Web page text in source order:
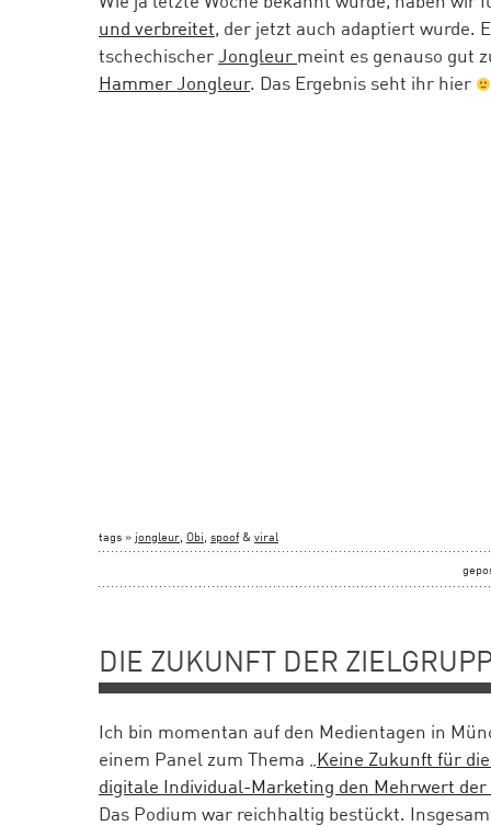
und verbreitet, der jetzt auch adaptiert wurde.
tschechischer Jongleur meint es genauso gut
Hammer Jongleur. Das Ergebnis seht ihr hier
tags » jongleur Obi spoof& viral
DIE ZUKUNFT DER
Ich bin momentan auf den Medientagen in
einem Panel zum Thema
„Keine Zukunft für
digitale Individual-Marketing den Mehrwert der
Das Podium war reichhaltig bestückt.